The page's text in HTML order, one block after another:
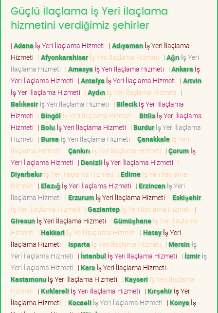
Güçlü İlaçlama İş Yeri İlaçlama
hizmetini verdiğimiz şehirler
| Adana İş Yeri İlaçlama Hizmeti | Adıyamanİş Yeri İlaçlama
Hizmeti | Afyonkarahisarİş Yeri İlaçlama Hizmeti | Ağrı İş Yeri
İlaçlama Hizmeti | Amasya İş Yeri İlaçlama Hizmeti | Ankara İş
Yeri İlaçlama Hizmeti | Antalya İş Yeri İlaçlama Hizmeti | Artvin
İş Yeri İlaçlama Hizmeti | Aydınİş Yeri İlaçlama Hizmeti |
Balıkesirİş Yeri İlaçlama Hizmeti | Bilecikİş Yeri İlaçlama
Hizmeti | Bingöl İş Yeri İlaçlama Hizmeti | Bitlisİş Yeri İlaçlama
Hizmeti | Boluİş Yeri İlaçlama Hizmeti | Burdurİş Yeri İlaçlama
Hizmeti | Bursa İş Yeri İlaçlama Hizmeti | Çanakkaleİş Yeri
İlaçlama Hizmeti | Çankırı İş Yeri İlaçlama Hizmeti | Çorumİş
Yeri İlaçlama Hizmeti | Denizli İş Yeri İlaçlama Hizmeti |
Diyarbakırİş Yeri İlaçlama Hizmeti | Edirneİş Yeri İlaçlama
Hizmeti | Elazığ İş Yeri İlaçlama Hizmeti | Erzincanİş Yeri
İlaçlama Hizmeti | Erzurumİş Yeri İlaçlama Hizmeti | Eskişehir
İş Yeri İlaçlama Hizmeti | Gaziantepİş Yeri İlaçlama Hizmeti |
Giresunİş Yeri İlaçlama Hizmeti | Gümüşhaneİş Yeri İlaçlama
Hizmeti | Hakkari İş Yeri İlaçlama Hizmeti | Hatayİş Yeri
İlaçlama Hizmeti | Isparta İş Yeri İlaçlama Hizmeti | Mersinİş
Yeri İlaçlama Hizmeti | İstanbul İş Yeri İlaçlama Hizmeti | İzmirİş
Yeri İlaçlama Hizmeti | Karsİş Yeri İlaçlama Hizmeti |
Kastamonuİş Yeri İlaçlama Hizmeti | Kayseri İş Yeri İlaçlama
Hizmeti | Kırklareli İş Yeri İlaçlama Hizmeti | Kırşehirİş Yeri
İlaçlama Hizmeti | Kocaeli İş Yeri İlaçlama Hizmeti | Konya İş